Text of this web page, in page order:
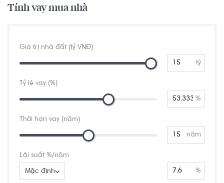
Tính vay mua nhà
Giá trị nhà đất (tỷ VNĐ)
tỷ
Tỷ lệ vay (%)
%
Thời hạn vay (năm)
năm
Lãi suất %/năm
Mặc định %